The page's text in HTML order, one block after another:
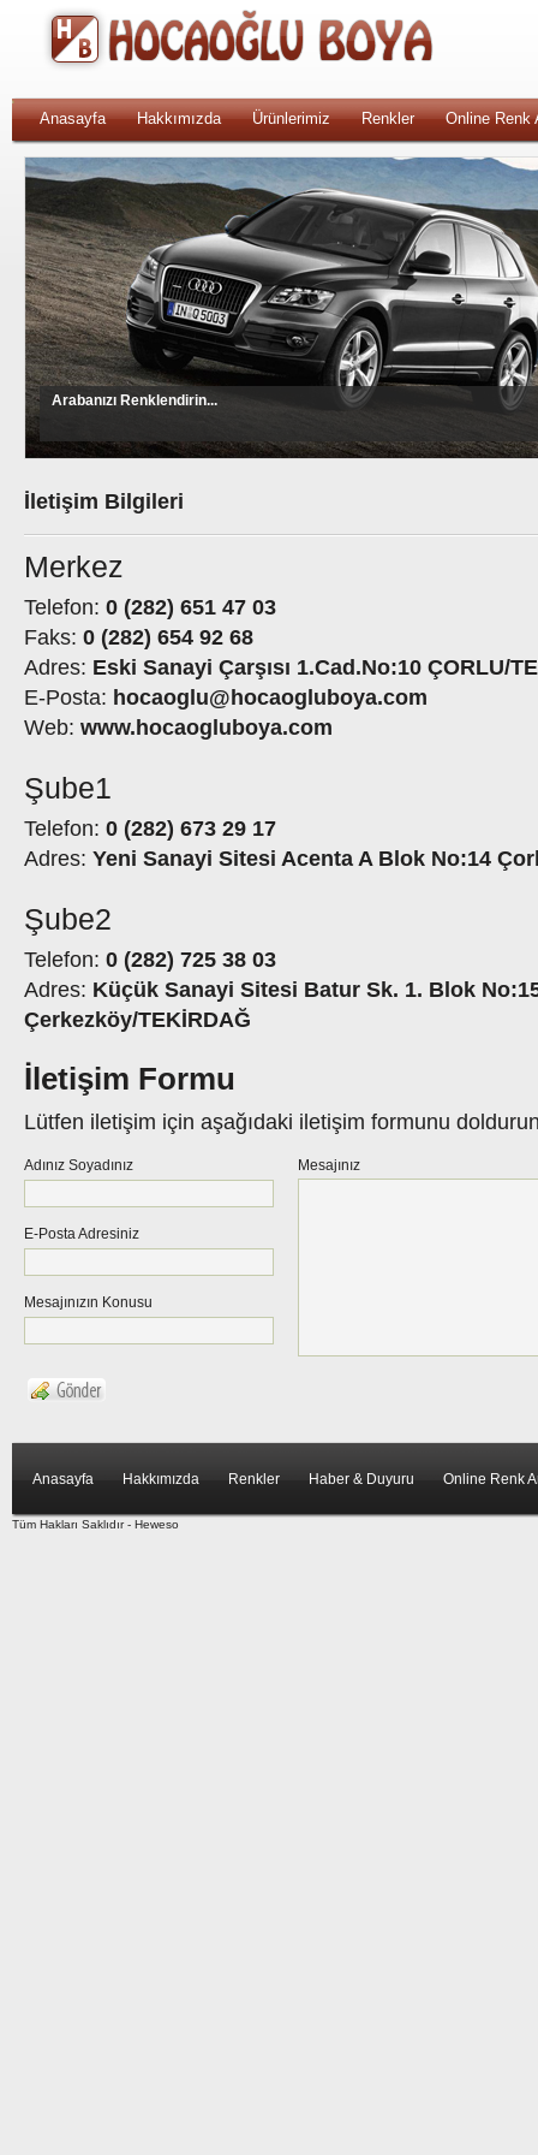
Anasayfa Hakkımızda Ürünlerimiz Renkler Online Renk
Arabanızı Renklendirin...
İletişim Bilgileri
Merkez
Telefon: 0 (282) 651 47 03
Faks: 0 (282) 654 92 68
Adres: Eski Sanayi Çarşısı 1.Cad.No:10 ÇORLU/
E-Posta: hocaoglu@hocaogluboya.com
Web: www.hocaogluboya.com
Şube1
Telefon: 0 (282) 673 29 17
Adres: Yeni Sanayi Sitesi Acenta A Blok No:14
Şube2
Telefon: 0 (282) 725 38 03
Adres: Küçük Sanayi Sitesi Batur Sk. 1. Blok
Çerkezköy/TEKİRDAĞ
İletişim Formu
Lütfen iletişim için aşağıdaki iletişim formunu
Adınız Soyadınız
E-Posta Adresiniz
Mesajınızın Konusu
Mesajınız
Anasayfa Hakkımızda Renkler Haber & Duyuru Online Renk
Tüm Hakları Saklıdır - Heweso